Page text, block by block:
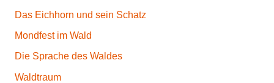
Das Eichhorn und sein Schatz
Mondfest im Wald
Die Sprache des Waldes
Waldtraum